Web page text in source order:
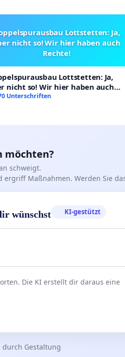
Lottstetten: Ja,
nicht so! Wir hier haben auch
Rechte!
Lottstetten: Ja,
nicht so! Wir hier haben auch
Unterschriften
möchten?
schweigt.
Maßnahmen. Werden Sie
wünschst KI-gestützt
Die KI erstellt dir daraus eine
durch Gestaltung